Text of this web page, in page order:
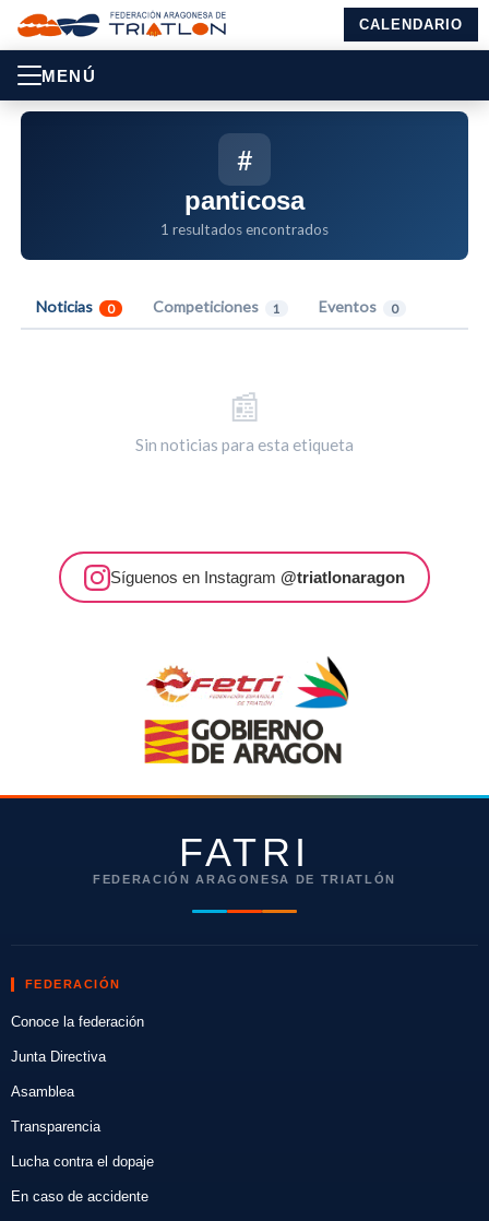
CALENDARIO
MENÚ
#
panticosa
1 resultados encontrados
Noticias 0 Competiciones 1 Eventos 0
📰
Sin noticias para esta etiqueta
Síguenos en Instagram @triatlonaragon
FATRI
FEDERACIÓN ARAGONESA DE TRIATLÓN
FEDERACIÓN
Conoce la federación
Junta Directiva
Asamblea
Transparencia
Lucha contra el dopaje
En caso de accidente